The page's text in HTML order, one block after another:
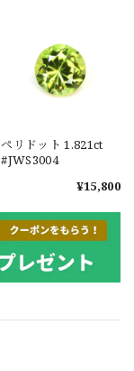
ペリドット 1.821ct
#JWS3004
¥15,800